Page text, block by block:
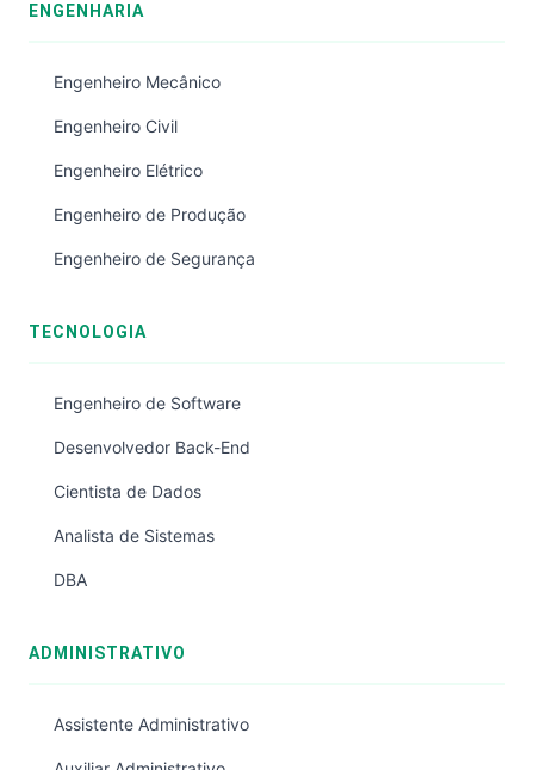
ENGENHARIA
Engenheiro Mecânico
Engenheiro Civil
Engenheiro Elétrico
Engenheiro de Produção
Engenheiro de Segurança
TECNOLOGIA
Engenheiro de Software
Desenvolvedor Back-End
Cientista de Dados
Analista de Sistemas
DBA
ADMINISTRATIVO
Assistente Administrativo